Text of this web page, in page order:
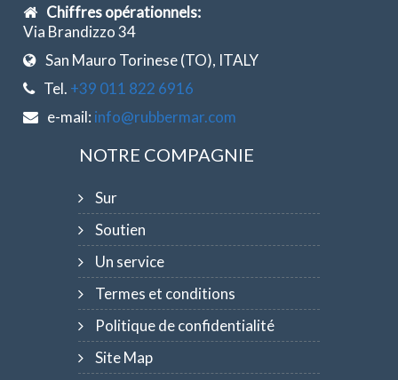
Chiffres opérationnels:
Via Brandizzo 34
San Mauro Torinese (TO), ITALY
Tel. +39 011 822 6916
e-mail: info@rubbermar.com
NOTRE COMPAGNIE
Sur
Soutien
Un service
Termes et conditions
Politique de confidentialité
Site Map